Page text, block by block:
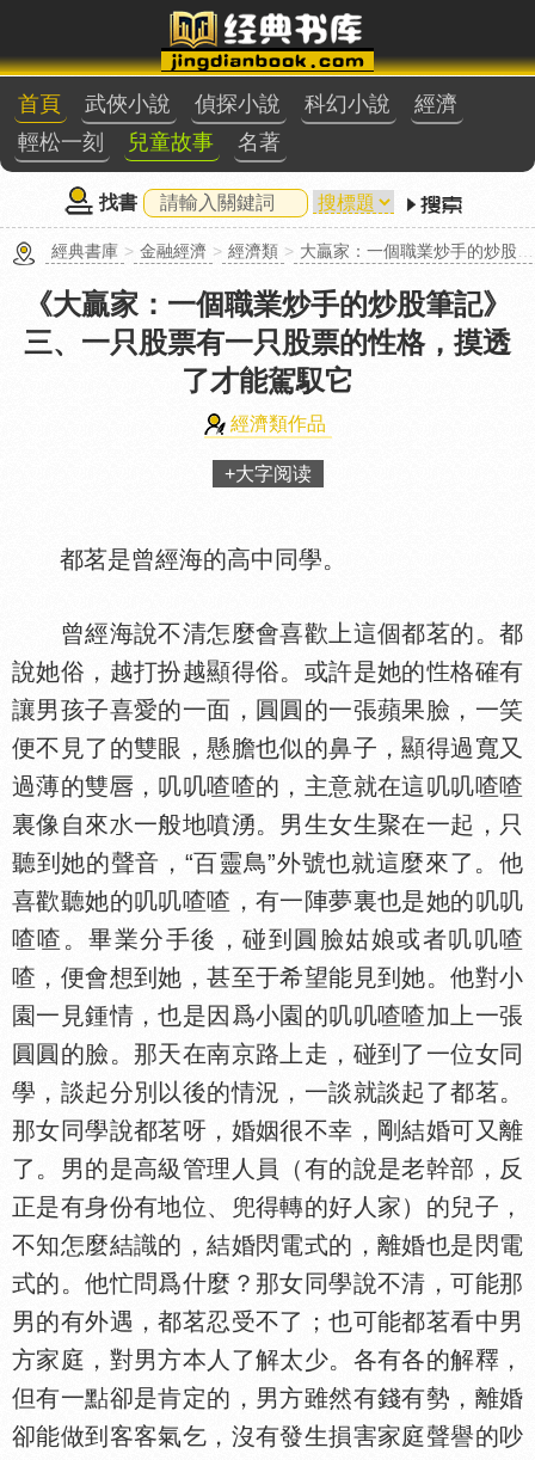
首頁 武俠小說 偵探小說 科幻小說
經濟
輕松一刻
兒童故事 名著
找書
經典書庫 > 金融經濟 > 經濟類 > 大贏家：一個職業炒手的炒股筆記
《大贏家：一個職業炒手的炒股筆記》
三、一只股票有一只股票的性格，摸透
了才能駕馭它
經濟類作品
+大字阅读
都茗是曾經海的高中同學。
曾經海說不清怎麼會喜歡上這個都茗的。都
說她俗，越打扮越顯得俗。或許是她的
格確有
讓男孩子喜愛的一面，圓圓的一張蘋果臉，一笑
便不見了的雙眼，懸膽也似的鼻子，顯得過寬又
過薄的雙
，叽叽喳喳的，主意就在這叽叽喳喳
裏像自來
一般地噴湧。男生女生聚在一起，只
聽到她的聲音，“百靈鳥”外號也就這麼來了。他
喜歡聽她的叽叽喳喳，有一陣夢裏也是她的叽叽
喳喳。畢業分手後，碰到圓臉姑娘或者叽叽喳
喳，便會想到她，甚至于希望能見到她。他對小
園一見鍾情，也是因爲小園的叽叽喳喳加上一張
圓圓的臉。那天在南京路上走，碰到了一位女同
學，談起分別以後的情況，一談就談起了都茗。
那女同學說都茗呀，婚姻很不幸，剛結婚可又離
了。男的是高級管理人員（有的說是老幹部，反
正是有身份有地位、兜得轉的好人家）的兒子，
不知怎麼結識的，結婚閃電式的，離婚也是閃電
式的。他忙問爲什麼？那女同學說不清，可能那
男的有外遇，都茗忍受不了；也可能都茗看中男
方家庭，對男方本人了解太少。各有各的解釋，
但有一點卻是肯定的，男方雖然有錢有勢，離婚
卻能做到客客氣乞，沒有發生損害家庭聲譽的吵